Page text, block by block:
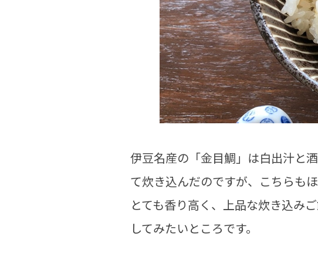
伊豆名産の「金目鯛」は白出汁と
て炊き込んだのですが、こちらも
とても香り高く、上品な炊き込み
してみたいところです。